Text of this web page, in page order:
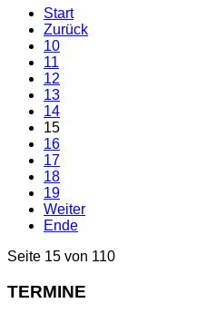
Start
Zurück
10
11
12
13
14
15
16
17
18
19
Weiter
Ende
Seite 15 von 110
TERMINE